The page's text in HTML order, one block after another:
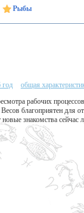
Рыбы
год
общая
рабочих
благоприятен
знакомства сейчас